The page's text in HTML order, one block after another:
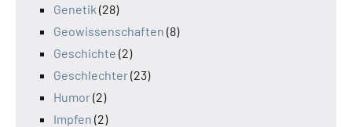
Genetik (28)
Geowissenschaften (8)
Geschichte (2)
Geschlechter(23)
Humor(2)
Impfen (2)